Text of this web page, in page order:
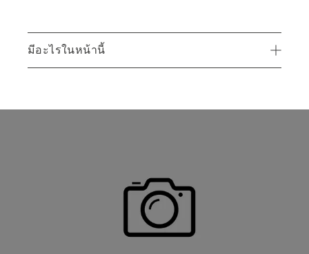
มีอะไรในหน้านี้
โดยนักจัดสวน เพื่อนักจัดสวน